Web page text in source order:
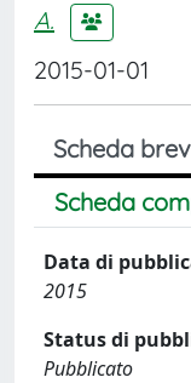
A.
2015-01-01
Scheda
Scheda
Data di
2015
Status di
Pubblicato